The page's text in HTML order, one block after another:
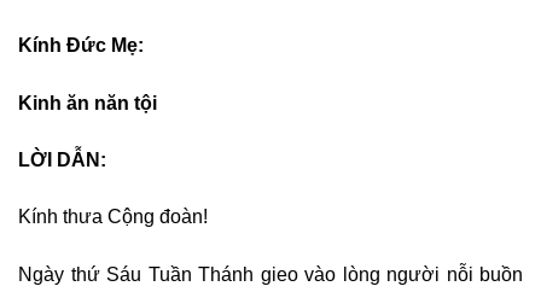
Kính Đức Mẹ:
Kinh ăn năn tội
LỜI DẪN:
Kính thưa Cộng đoàn!
Ngày thứ Sáu Tuần Thánh gieo vào lòng người nỗi buồn